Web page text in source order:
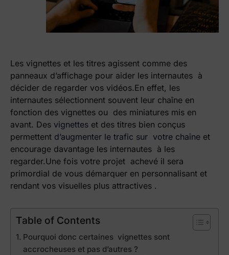
Les vignettes et les titres agissent comme des
panneaux d’affichage pour aider les internautes à
décider de regarder vos vidéos.En effet, les
internautes sélectionnent souvent leur chaîne en
fonction des vignettes ou des miniatures mis en
avant. Des vignettes et des titres bien conçus
permettent d’augmenter le trafic sur votre chaîne et
encourage davantage les internautes à les
regarder.Une fois votre projet achevé il sera
primordial de vous démarquer en personnalisant et
rendant vos visuelles plus attractives .
Table of Contents
Pourquoi donc certaines vignettes sont
accrocheuses et pas d’autres ?